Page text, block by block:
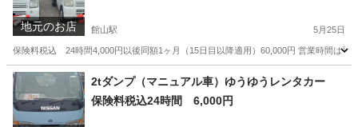
地元のお店 館山駅 5月25日
保険料税込 24時間4,000円以後同額1ヶ月（15日目以降適用）60,000円 営業時間は平
千葉 館山市 館山駅 貸出
2tダンプ（マニュアル車）ゆうゆうレンタカー
保険料税込24時間 6,000円